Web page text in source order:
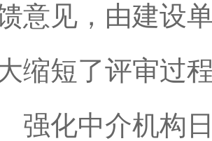
意见，由建设
缩短了评审过
化中介机构日